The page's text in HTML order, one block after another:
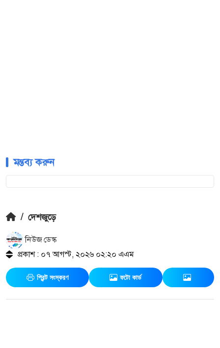
মন্তব্য করুন
/ দেশজুড়ে
নিউজ ডেস্ক
প্রকাশ : ০৭ আগস্ট, ২০২৬ ০২:২০ এএম
প্রিন্ট সংস্করণ ফটো কার্ড